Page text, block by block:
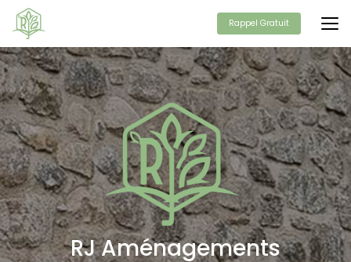
Aller
contenu
principal
Rappel Gratuit
RJ Aménagements